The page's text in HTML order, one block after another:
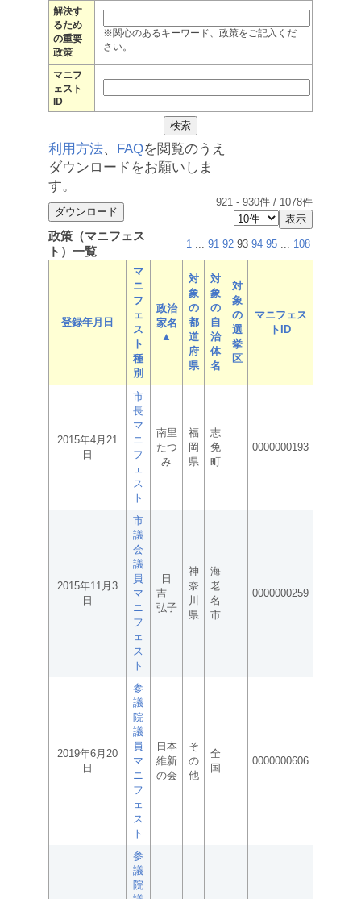
解決す
るため
の重要
政策
※関心のあるキーワード、政策をご記入くだ
さい。
マニフ
ェスト
ID
利用方法、 FAQを閲覧のうえ
ダウンロードをお願いしま
す。
921 - 930件 / 1078件
政策（マニフェス
ト）一覧
1 ... 91 92 93 94 95 ... 108
登録年月日
マ
ニ
フ
ェ
ス
ト
種
別
政治
家名
▲
対
象
の
都
道
府
県
対
象
の
自
治
体
名
対
象
の
選
挙
区
マニフェス
トID
2015年4月21
日
市
長
マ
ニ
フ
ェ
ス
ト
南里
たつ
み
福
岡
県
志
免
町
0000000193
2015年11月3
日
市
議
会
議
員
マ
ニ
フ
ェ
ス
ト
日
吉
弘子
神
奈
川
県
海
老
名
市
0000000259
2019年6月20
日
参
議
院
議
員
マ
ニ
フ
ェ
ス
ト
日本
維新
の会
そ
の
他
全
国
0000000606
参
議
院